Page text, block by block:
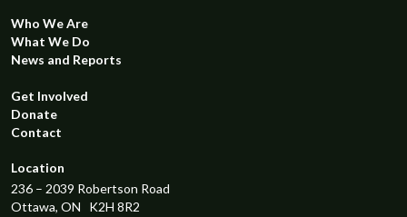
Who We Are
What We Do
News and Reports
Get Involved
Donate
Contact
Location
236 – 2039 Robertson Road
Ottawa, ON K2H 8R2